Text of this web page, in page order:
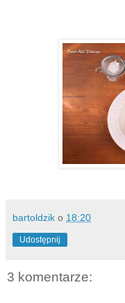
bartoldzik o 18:20
Udostępnij
3 komentarze: